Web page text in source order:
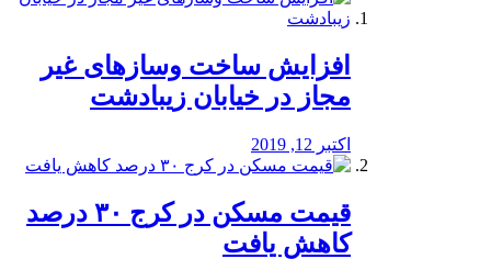
افزایش ساخت وسازهای غیر
مجاز در خیابان زیبادشت
اکتبر 12, 2019
️قیمت مسکن در کرج ۳۰ درصد
کاهش یافت